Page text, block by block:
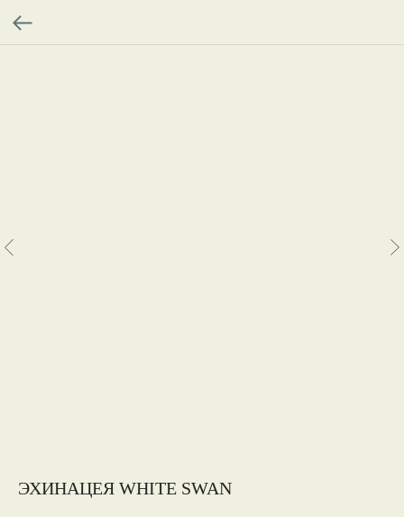
ЭХИНАЦЕЯ WHITE SWAN